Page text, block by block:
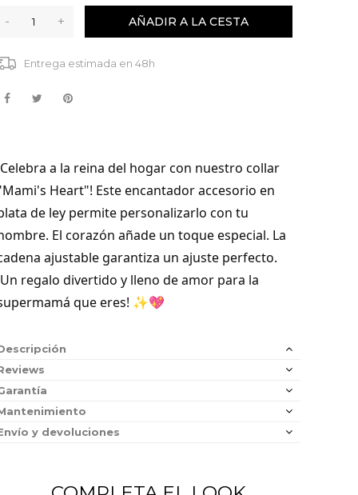
- + AÑADIR A LA CESTA
Entrega estimada en 48h
a la reina del hogar con nuestro collar
Heart"! Este encantador accesorio en
de ley permite personalizarlo con tu
El corazón añade un toque especial. La
ajustable garantiza un ajuste perfecto.
regalo divertido y lleno de amor para la
que eres! ✨💖
y devoluciones